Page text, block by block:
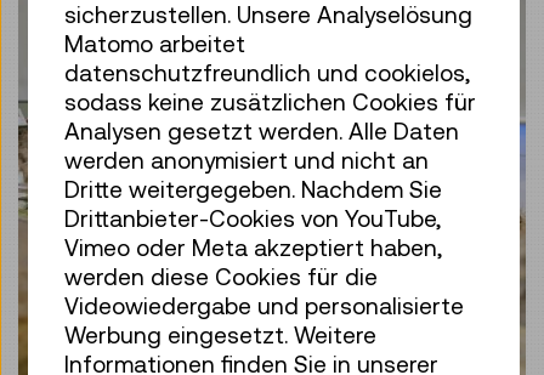
sicherzustellen. Unsere Analyselösung
Matomo arbeitet
datenschutzfreundlich und cookielos,
sodass keine zusätzlichen Cookies für
Analysen gesetzt werden. Alle Daten
werden anonymisiert und nicht an
Dritte weitergegeben. Nachdem Sie
Drittanbieter-Cookies von YouTube,
Vimeo oder Meta akzeptiert haben,
werden diese Cookies für die
Videowiedergabe und personalisierte
Werbung eingesetzt. Weitere
Informationen finden Sie in unserer